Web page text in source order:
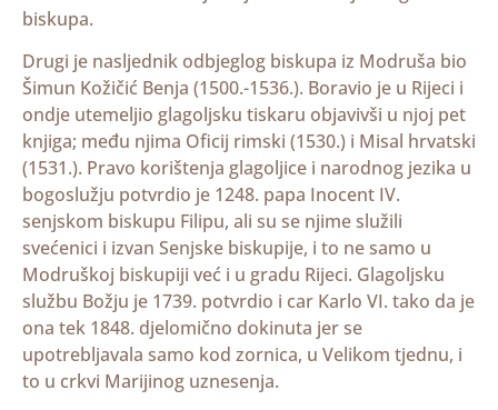
biskupa.
Drugi je nasljednik odbjeglog biskupa iz Modruša bio
Šimun Kožičić Benja (1500.-1536.). Boravio je u Rijeci i
ondje utemeljio glagoljsku tiskaru objavivši u njoj pet
knjiga; među njima Oficij rimski (1530.) i Misal hrvatski
(1531.). Pravo korištenja glagoljice i narodnog jezika u
bogoslužju potvrdio je 1248. papa Inocent IV.
senjskom biskupu Filipu, ali su se njime služili
svećenici i izvan Senjske biskupije, i to ne samo u
Modruškoj biskupiji već i u gradu Rijeci. Glagoljsku
službu Božju je 1739. potvrdio i car Karlo VI. tako da je
ona tek 1848. djelomično dokinuta jer se
upotrebljavala samo kod zornica, u Velikom tjednu, i
to u crkvi Marijinog uznesenja.